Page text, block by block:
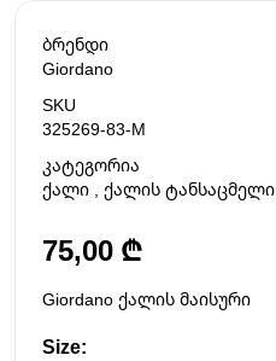
ბრენდი
Giordano
SKU
325269-83-M
კატეგორია
ქალი
ქალის ტანსაცმელი
75,00 ₾
Giordano ქალის მაისური
Size: